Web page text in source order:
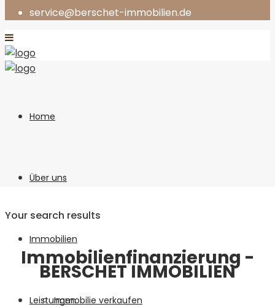
service@berschet-immobilien.de
Home
Über uns
Immobilien
Immobilie verkaufen
Leistungen
Your search results
Immobilienfinanzierung -
BERSCHET IMMOBILIEN